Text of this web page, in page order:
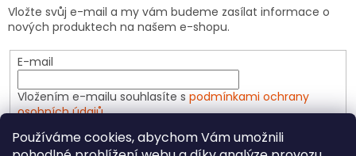
Používáme cookies, abychom Vám umožnili
Vložte svůj e-mail a my vám budeme zasílat informace o
nových produktech na našem e-shopu.
E-mail
Vložením e-mailu souhlasíte s podmínkami ochrany
osobních údajů
PŘIHLÁSIT SE